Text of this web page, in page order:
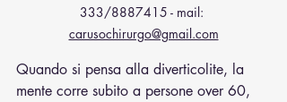
333/8887415 - mail:
carusochirurgo@gmail.com
Quando si pensa alla diverticolite, la
mente corre subito a persone over 60,